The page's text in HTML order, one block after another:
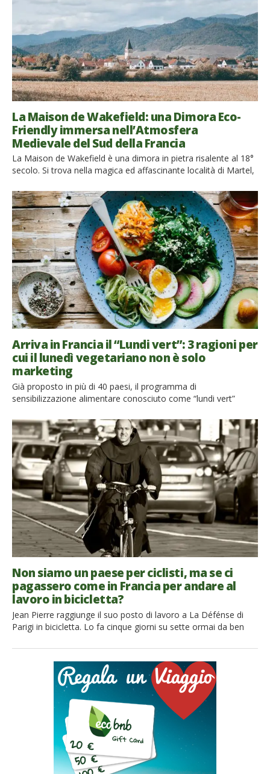
La Maison de Wakefield: una Dimora Eco-
Friendly immersa nell’Atmosfera
Medievale del Sud della Francia
La Maison de Wakefield è una dimora in pietra risalente al 18°
secolo. Si trova nella magica ed affascinante località di Martel,
splendida Maison e la sua cittadina trasudano atmosfera
medievale, immerse nell’iconica campagna francese della Valle
della Dordogna. Siete amanti della storia e dei […]
Arriva in Francia il “Lundi vert”: 3 ragioni per
cui il lunedì vegetariano non è solo
marketing
Già proposto in più di 40 paesi, il programma di
sensibilizzazione alimentare conosciuto come “lundi vert”
francesi, su base volontaria, ad eliminare la carne ed il pesce
dalla propria dieta, ogni lunedì. La campagna è stata sostenuta
da oltre 500 ambientalisti, scienziati e artisti francesi, tra cui
[…]
Non siamo un paese per ciclisti, ma se ci
pagassero come in Francia per andare al
lavoro in bicicletta?
Jean Pierre raggiunge il suo posto di lavoro a La Défénse di
Parigi in bicicletta. Lo fa cinque giorni su sette ormai da ben
potrebbe essere diverso. Questa volta, nella prossima busta
paga, Jean Pierre potrebbe trovare fino a € 80 in più frutto